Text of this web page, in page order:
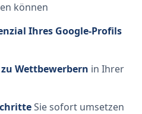
können
Ihres Google-Profils
Wettbewerbern in Ihrer
Sie sofort umsetzen